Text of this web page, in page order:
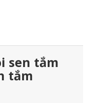
sen tắm
tắm